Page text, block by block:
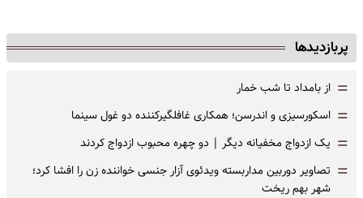
پربازدیدها
= از بامداد تا شب خمار
= اسکورسیزی و اندرسن؛ همکاری غافلگیرکننده دو غول سینما
= یک ازدواج مخفیانه دیگر | دو چهره محبوب ازدواج کردند
= تصاویر دوربین مداربسته ویدئوی آزار جنسی خواننده زن را افشا کرد؛
شهر بهم ریخت